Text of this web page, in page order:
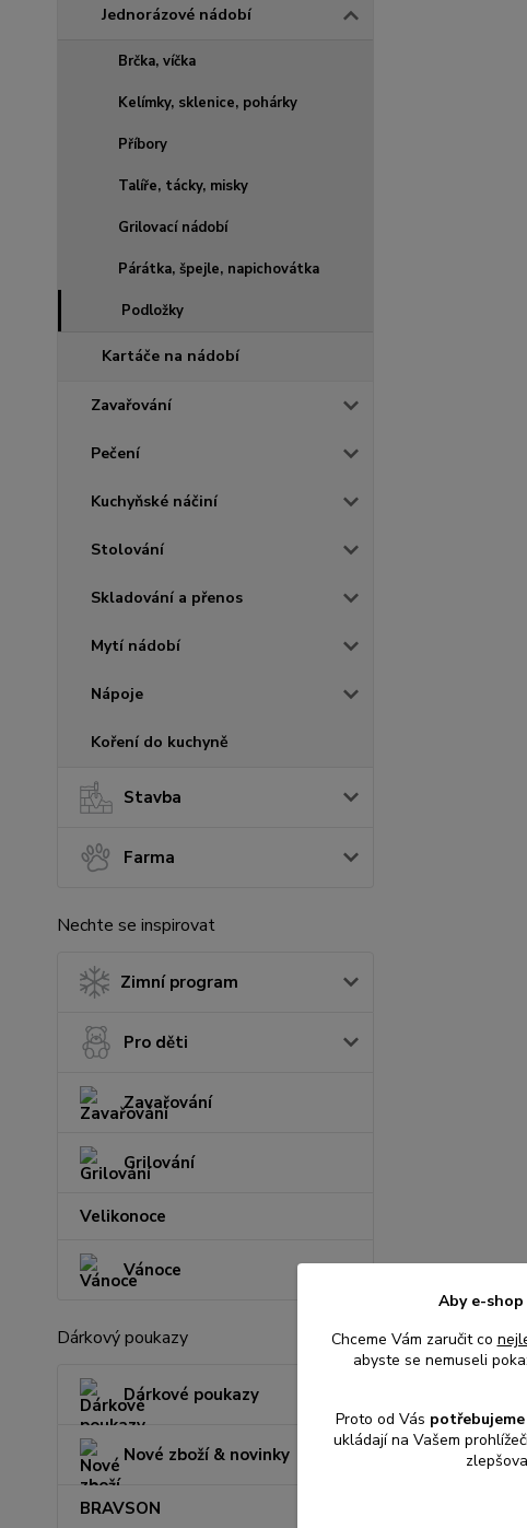
Jednorázové nádobí
Brčka, víčka
Kelímky, sklenice, pohárky
Příbory
Talíře, tácky, misky
Grilovací nádobí
Párátka, špejle, napichovátka
Podložky
Kartáče na nádobí
Zavařování
Pečení
Kuchyňské náčiní
Stolování
Skladování a přenos
Mytí nádobí
Nápoje
Koření do kuchyně
Stavba
Farma
Nechte se inspirovat
Zimní program
Pro děti
Zavařování
Grilování
Velikonoce
Vánoce
Dárkový poukazy
Dárkové poukazy
Nové zboží & novinky
BRAVSON
Aby e-
Chceme Vám zaručit co
abyste se nemuseli
Proto od Vás
ukládají na Vašem